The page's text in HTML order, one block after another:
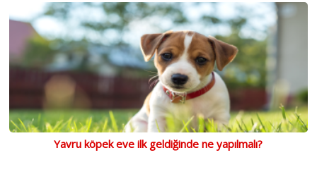
Yavru köpek eve ilk geldiğinde ne yapılmalı?